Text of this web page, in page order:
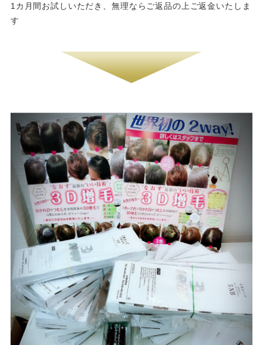
1カ月間お試しいただき、無理ならご返品の上ご返金いたしま
す